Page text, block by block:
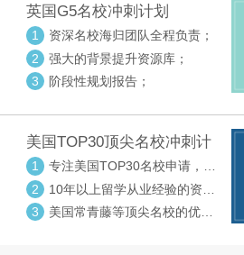
英国G5名校冲刺计划
1
资深名校海归团队全程负责；
2
强大的背景提升资源库；
3
阶段性规划报告；
美国TOP30顶尖名校冲刺计
划
1
专注美国TOP30名校申请，高
度个性化指导
2
10年以上留学从业经验的资深
中方顾问
3
美国常青藤等顶尖名校的优秀